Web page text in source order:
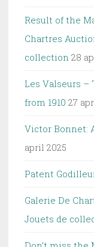
Result of the
Chartres
collection 28
Les Valseurs –
from 1910 27
Victor Bonnet:
april 2025
Patent
Galerie De
Jouets de